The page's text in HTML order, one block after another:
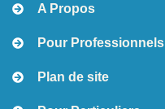
A Propos
Pour Professionnels
Plan de site